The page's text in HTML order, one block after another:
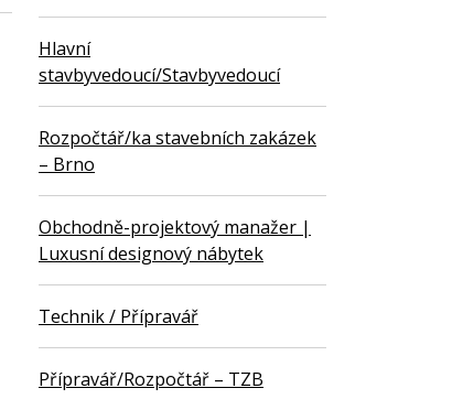
Hlavní
stavbyvedoucí/Stavbyvedoucí
Rozpočtář/ka stavebních zakázek
– Brno
Obchodně-projektový manažer |
Luxusní designový nábytek
Technik / Přípravář
Přípravář/Rozpočtář – TZB